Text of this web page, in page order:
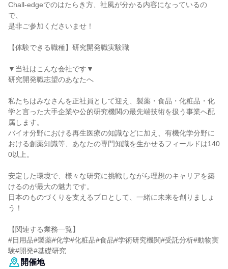
Chall-edgeでのはたらき方、社風が分かる内容になっているの
で、
是非ご参加くださいませ！
【体験できる職種】研究開発職実験職
▼当社はこんな会社です▼
研究開発職志望のあなたへ
私たちはみなさんを正社員として迎え、製薬・食品・化粧品・化
学と言った大手企業や公的研究機関の最先端技術を扱う事業へ配
属します。
バイオ分野における再生医療の知識などに加え、有機化学分野に
おける創薬知識等、あなたの専門知識を生かせるフィールドは140
0以上。
安定した環境で、様々な研究に挑戦しながら理想のキャリアを築
けるのが最大の魅力です。
日本のものづくりを支えるプロとして、一緒に未来を創りましょ
う！
【関連する業務一覧】
#日用品#製薬#化学#化粧品#食品#学術研究機関#受託分析#動物実
験#開発#基礎研究
開催地